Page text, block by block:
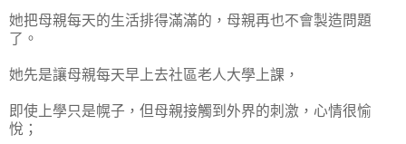
她把母親每天的生活排得滿滿的，母親再也不會製造問題
了。
她先是讓母親每天早上去社區老人大學上課，
即使上學只是幌子，但母親接觸到外界的刺激，心情很愉
悅；